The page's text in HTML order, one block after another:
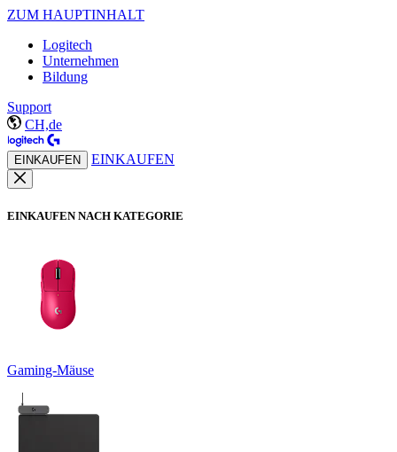
ZUM HAUPTINHALT
Logitech
Unternehmen
Bildung
Support
CH,de
EINKAUFEN EINKAUFEN
EINKAUFEN NACH KATEGORIE
Gaming-Mäuse